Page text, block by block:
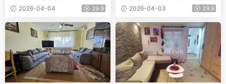
㎡/4.2万欧
2026-04-04 29.9
9万欧2026-04-03 29.9